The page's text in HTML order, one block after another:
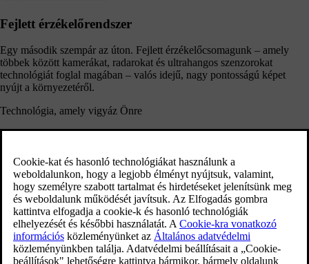
Fejlett érzékelőrendszer
Egy második szempár az úton. Fejlett érzékelőcsomagunk – amely
többek között kamerákat, radarokat és ultrahangos szenzorokat
technológiát foglal magában – valós idejű, nagy pontosságú képet
nyújt a környezetéről.
Technológia, amely vigyáz Önre
mindennapi vezetés megkönnyítése.
360 fokos kamera